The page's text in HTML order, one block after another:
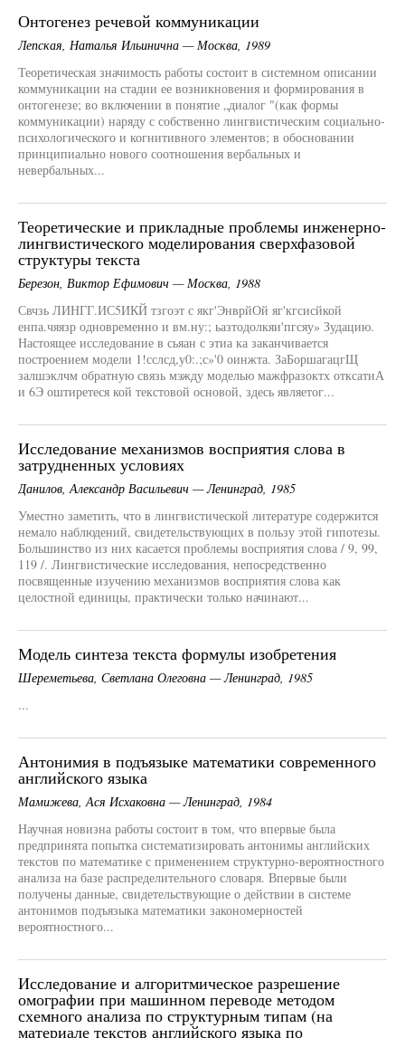
Онтогенез речевой коммуникации
Лепская, Наталья Ильинична — Москва, 1989
Теоретическая значимость работы состоит в системном описании
коммуникации на стадии ее возникновения и формирования в
онтогенезе; во включении в понятие „диалог "(как формы
коммуникации) наряду с собственно лингвистическим социально-
психологического и когнитивного элементов; в обосновании
принципиально нового соотношения вербальных и
невербальных...
Теоретические и прикладные проблемы инженерно-
лингвистического моделирования сверхфазовой
структуры текста
Березон, Виктор Ефимович — Москва, 1988
Свчзь ЛИНГГ.ИС5ИКЙ тзгоэт с якг'ЭнврйОй яг'кгсисйкой
енпа.чяязр одновременно и вм.ну:; ьазтодолкяи'пгсяу» Зудацию.
Настоящее исследование в сьяан с этиа ка заканчивается
построением модели 1!сслсд,у0:.;с»'0 оинжта. ЗаБоршагацгЩ
залшэклчм обратную связь мэжду моделью мажфразоктх отксатиА
и 6Э оштиретеся кой текстовой основой, здесь являетог...
Исследование механизмов восприятия слова в
затрудненных условиях
Данилов, Александр Васильевич — Ленинград, 1985
Уместно заметить, что в лингвистической литературе содержится
немало наблюдений, свидетельствующих в пользу этой гипотезы.
Большинство из них касается проблемы восприятия слова / 9, 99,
119 /. Лингвистические исследования, непосредственно
посвященные изучению механизмов восприятия слова как
целостной единицы, практически только начинают...
Модель синтеза текста формулы изобретения
Шереметьева, Светлана Олеговна — Ленинград, 1985
...
Антонимия в подъязыке математики современного
английского языка
Мамижева, Ася Исхаковна — Ленинград, 1984
Научная новизна работы состоит в том, что впервые была
предпринята попытка систематизировать антонимы английских
текстов по математике с применением структурно-вероятностного
анализа на базе распределительного словаря. Впервые были
получены данные, свидетельствующие о действии в системе
антонимов подъязыка математики закономерностей
вероятностного...
Исследование и алгоритмическое разрешение
омографии при машинном переводе методом
схемного анализа по структурным типам (на
материале текстов английского языка по